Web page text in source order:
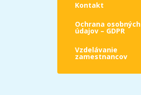
Kontakt
Ochrana osobných
údajov – GDPR
Vzdelávanie
zamestnancov